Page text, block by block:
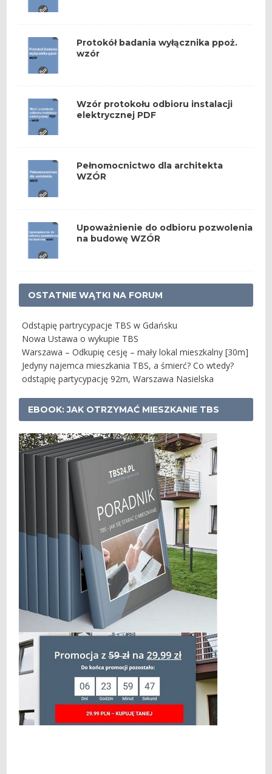
Protokół badania wyłącznika ppoż.
wzór
Wzór protokołu odbioru instalacji
elektrycznej PDF
Pełnomocnictwo dla architekta
WZÓR
Upoważnienie do odbioru pozwolenia
na budowę WZÓR
OSTATNIE WĄTKI NA FORUM
Odstąpię partrycypacje TBS w Gdańsku
Nowa Ustawa o wykupie TBS
Warszawa – Odkupię cesję – mały lokal mieszkalny [30m]
Jedyny najemca mieszkania TBS, a śmierć? Co wtedy?
odstąpię partycypację 92m, Warszawa Nasielska
EBOOK: JAK OTRZYMAĆ MIESZKANIE TBS